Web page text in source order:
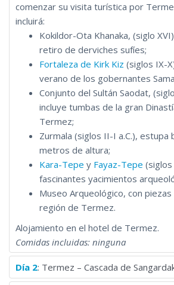
comenzar su visita turística por
incluirá:
Kokildor-Ota Khanaka, (siglo
retiro de derviches sufíes;
Fortaleza de Kirk Kiz (siglos IX-
verano de los gobernantes
Conjunto del Sultán Saodat,
incluye tumbas de la gran
Termez;
Zurmala (siglos II-I a.C.), estupa
metros de altura;
Kara-Tepe y Fayaz-Tepe (siglos
fascinantes yacimientos
Museo Arqueológico, con
región de Termez.
Alojamiento en el hotel de Termez.
Comidas incluidas: ninguna
Día 2: Termez – Cascada de